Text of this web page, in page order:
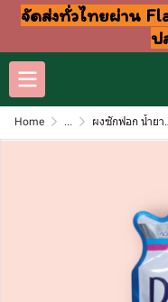
จัดส่งทั่วไทยผ่าน
ป
Home ... ผงซักฟอก น้ำยาปรับผ้านุ่ม ล้างจาน ถูพื้น